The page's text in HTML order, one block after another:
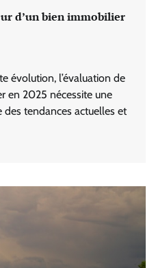
d’un bien immobilier
évolution, l’évaluation de
en 2025 nécessite une
tendances actuelles et